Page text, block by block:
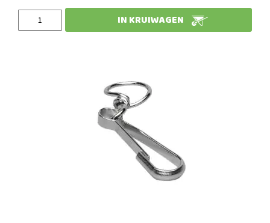
IN KRUIWAGEN